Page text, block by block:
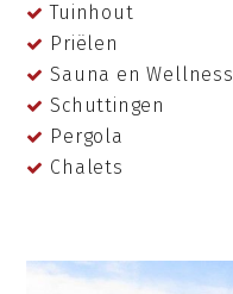
Tuinhout
Priëlen
Sauna en Wellness
Schuttingen
Pergola
Chalets